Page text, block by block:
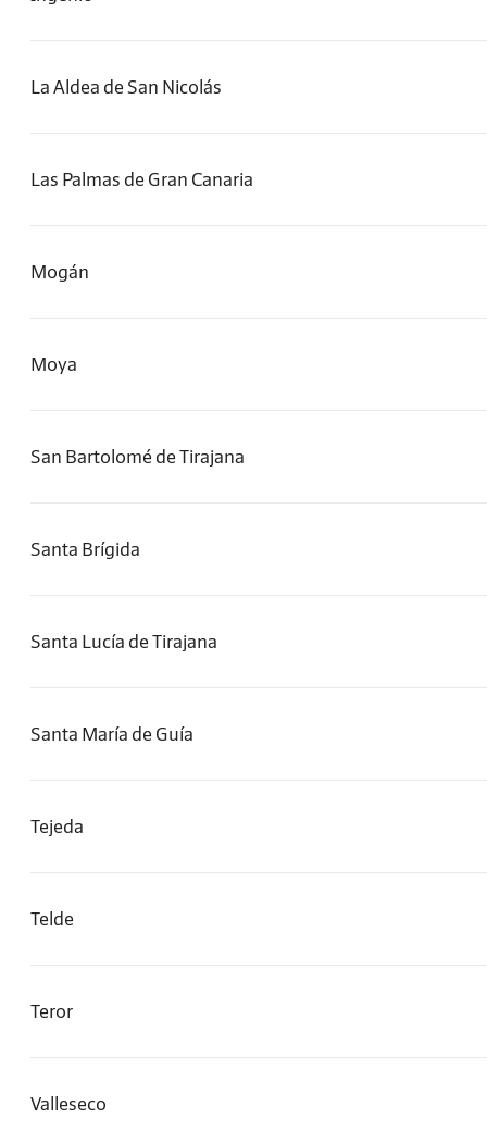
La Aldea de San Nicolás
Las Palmas de Gran Canaria
Mogán
Moya
San Bartolomé de Tirajana
Santa Brígida
Santa Lucía de Tirajana
Santa María de Guía
Tejeda
Telde
Teror
Valleseco